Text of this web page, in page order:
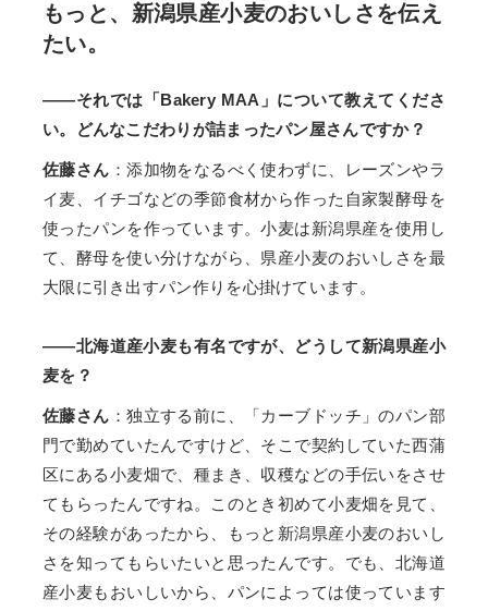
もっと、新潟県産小麦のおいしさを伝え
たい。
――それでは「Bakery MAA」について教えてくださ
い。どんなこだわりが詰まったパン屋さんですか？
佐藤さん ：添加物をなるべく使わずに、レーズンやラ
イ麦、イチゴなどの季節食材から作った自家製酵母を
使ったパンを作っています。小麦は新潟県産を使用し
て、酵母を使い分けながら、県産小麦のおいしさを最
大限に引き出すパン作りを心掛けています。
――北海道産小麦も有名ですが、どうして新潟県産小
麦を？
佐藤さん ：独立する前に、「カーブドッチ」のパン部
門で勤めていたんですけど、そこで契約していた西蒲
区にある小麦畑で、種まき、収穫などの手伝いをさせ
てもらったんですね。このとき初めて小麦畑を見て、
その経験があったから、もっと新潟県産小麦のおいし
さを知ってもらいたいと思ったんです。でも、北海道
産小麦もおいしいから、パンによっては使っています